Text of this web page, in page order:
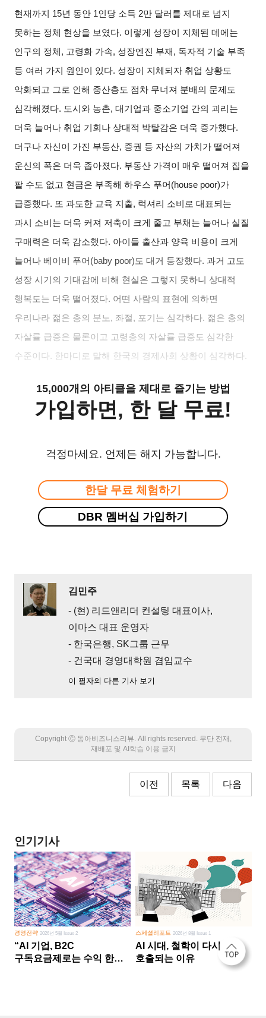
현재까지 15년 동안 1인당 소득 2만 달러를 제대로 넘지
못하는 정체 현상을 보였다. 이렇게 성장이 지체된 데에는
인구의 정체, 고령화 가속, 성장엔진 부재, 독자적 기술 부족
등 여러 가지 원인이 있다. 성장이 지체되자 취업 상황도
악화되고 그로 인해 중산층도 점차 무너져 분배의 문제도
심각해졌다. 도시와 농촌,대기업과 중소기업 간의 괴리는
더욱 늘어나 취업 기회나 상대적 박탈감은 더욱 증가했다.
더구나 자신이 가진 부동산, 증권 등 자산의 가치가 떨어져
운신의 폭은 더욱 좁아졌다. 부동산 가격이 매우 떨어져 집을
팔 수도 없고 현금은 부족해 하우스 푸어(house poor)가
급증했다. 또 과도한 교육 지출, 럭셔리 소비로 대표되는
과시 소비는 더욱 커져 저축이 크게 줄고 부채는 늘어나 실질
구매력은 더욱 감소했다. 아이들 출산과 양육 비용이 크게
늘어나 베이비 푸어(baby poor)도 대거 등장했다.과거 고도
성장 시기의 기대감에 비해 현실은 그렇지 못하니 상대적
행복도는 더욱 떨어졌다. 어떤 사람의 표현에 의하면
우리나라 젊은 층의 분노, 좌절, 포기는 심각하다. 젊은 층의
자살률 급증은 물론이고 고령층의 자살률 급증도 심각한
수준이다 . 한마디로 말해 한국의 경제사회 상황이 심각하다 .
15,000개의 아티클을 제대로 즐기는 방법
가입하면, 한 달 무료!
걱정마세요. 언제든 해지 가능합니다.
한달 무료 체험하기
DBR 멤버십 가입하기
김민주
- (현) 리드앤리더 컨설팅 대표이사,
이마스 대표 운영자
- 한국은행, SK그룹 근무
- 건국대 경영대학원 겸임교수
이 필자의 다른 기사 보기
Copyright Ⓒ 동아비즈니스리뷰. All rights reserved. 무단 전재,
재배포 및 AI학습 이용 금지
이전 목록 다음
인기기사
경영전략 2026년 5월 Issue 2
“AI 기업, B2C
구독요금제로는 수익 한계
스페셜리포트 2026년 8월 Issue 1
AI 시대, 철학이 다시
호출되는 이유